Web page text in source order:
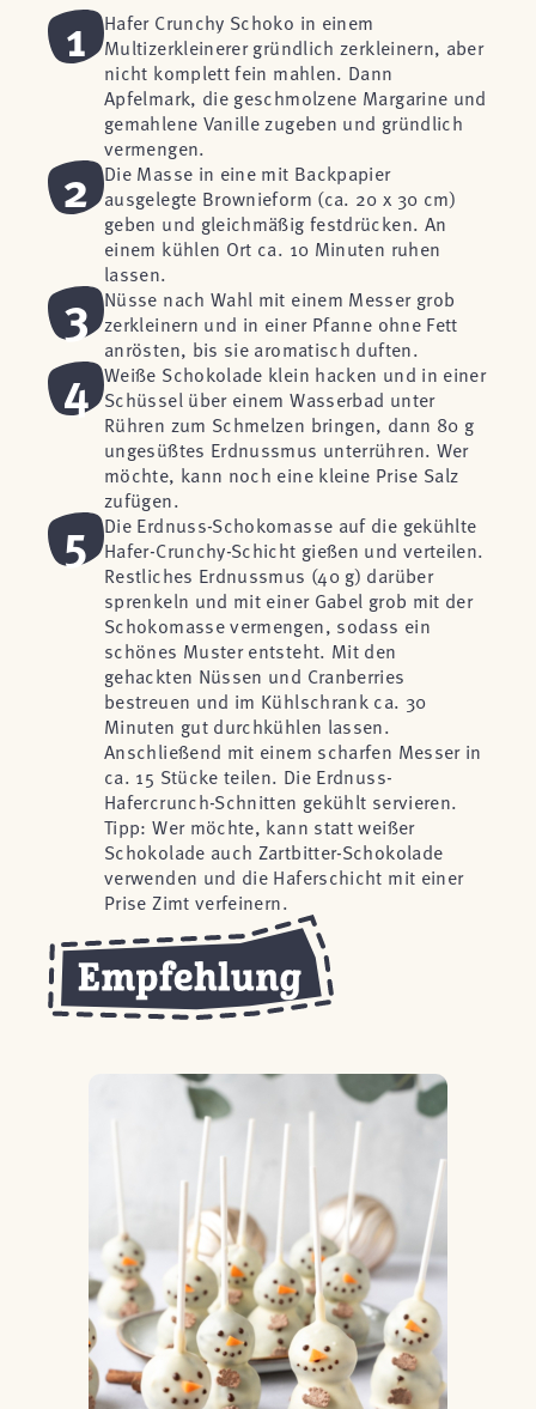
1
Hafer Crunchy Schoko in einem
Multizerkleinerer gründlich zerkleinern, aber
nicht komplett fein mahlen. Dann
Apfelmark, die geschmolzene Margarine und
gemahlene Vanille zugeben und gründlich
vermengen.
2
Die Masse in eine mit Backpapier
ausgelegte Brownieform (ca. 20 x 30 cm)
geben und gleichmäßig festdrücken. An
einem kühlen Ort ca. 10 Minuten ruhen
lassen.
3
Nüsse nach Wahl mit einem Messer grob
zerkleinern und in einer Pfanne ohne Fett
anrösten, bis sie aromatisch duften.
4 Weiße Schokolade klein hacken und in einer
Schüssel über einem Wasserbad unter
Rühren zum Schmelzen bringen, dann 80 g
ungesüßtes Erdnussmus unterrühren. Wer
möchte, kann noch eine kleine Prise Salz
zufügen.
5
Die Erdnuss-Schokomasse auf die gekühlte
Hafer-Crunchy-Schicht gießen und verteilen.
Restliches Erdnussmus (40 g) darüber
sprenkeln und mit einer Gabel grob mit der
Schokomasse vermengen, sodass ein
schönes Muster entsteht. Mit den
gehackten Nüssen und Cranberries
bestreuen und im Kühlschrank ca. 30
Minuten gut durchkühlen lassen.
Anschließend mit einem scharfen Messer in
ca. 15 Stücke teilen. Die Erdnuss-
Hafercrunch-Schnitten gekühlt servieren.
Tipp: Wer möchte, kann statt weißer
Schokolade auch Zartbitter-Schokolade
verwenden und die Haferschicht mit einer
Prise Zimt verfeinern.